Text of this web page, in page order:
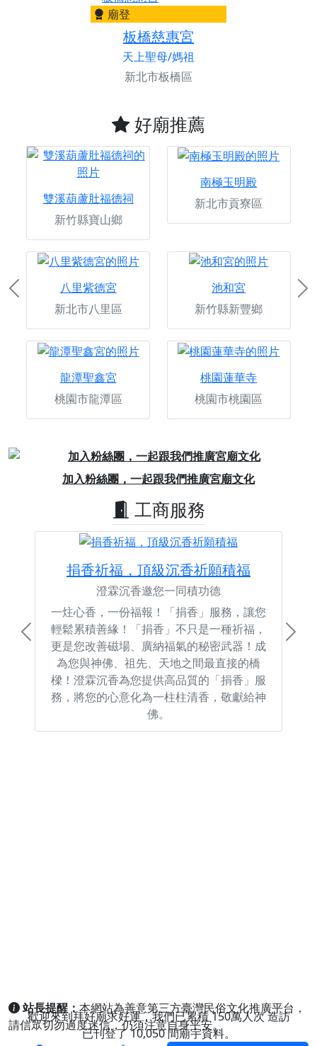
廟登
板橋慈惠宮
天上聖母/媽祖
新北市板橋區
好廟推薦
雙溪葫蘆肚福德祠
新竹縣寶山鄉
南極玉明殿
新北市貢寮區
八里紫德宮
新北市八里區
池和宮
新竹縣新豐鄉
龍潭聖鑫宮
桃園市龍潭區
桃園蓮華寺
桃園市桃園區
Previous
加入粉絲團，一起跟我們推廣宮廟文化
Previous
工商服務
捐香祈福，頂級沉香祈願積福
澄霖沉香邀您一同積功德
一炷心香，一份福報！「捐香」服務，讓您
輕鬆累積善緣！「捐香」不只是一種祈福，
更是您改善磁場、廣納福氣的秘密武器！成
為您與神佛、祖先、天地之間最直接的橋
樑！澄霖沉香為您提供高品質的「捐香」服
務，將您的心意化為一柱柱清香，敬獻給神
佛。
Previous Next
站長提醒：本網站為善意第三方臺灣民俗文化推廣平台，
請信眾切勿過度迷信，仍須注意自身平安。
歡迎來到拜好廟求好運，我們已累積150萬人次造訪
已刊登了10,050間廟宇資料。